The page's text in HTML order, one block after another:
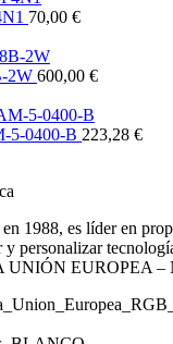
70,00 €
2W 600,00 €
5-0400-B 223,28 €
1988, es líder en
personalizar
EUROPEA –